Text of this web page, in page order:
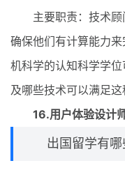
主要职责：技术顾
确保他们有计算能力
机科学的认知科学学
及哪些技术可以满足这
16.用户体验设计
出国留学有哪